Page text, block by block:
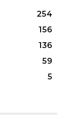
254
156
136
59
5